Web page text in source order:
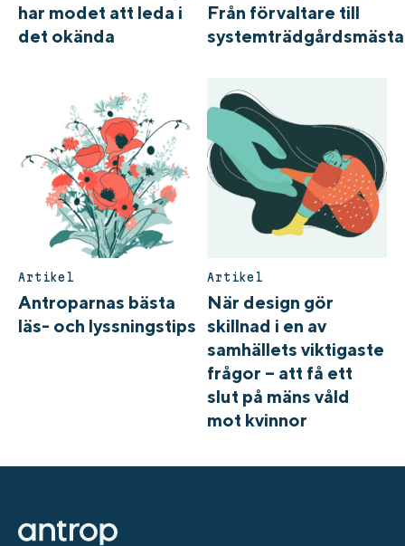
har modet att leda i
det okända
Från förvaltare till
Artikel
Antroparnas bästa
läs- och lyssningstips
Artikel
När design gör
skillnad i en av
samhällets viktigaste
frågor – att få ett
slut på mäns våld
mot kvinnor